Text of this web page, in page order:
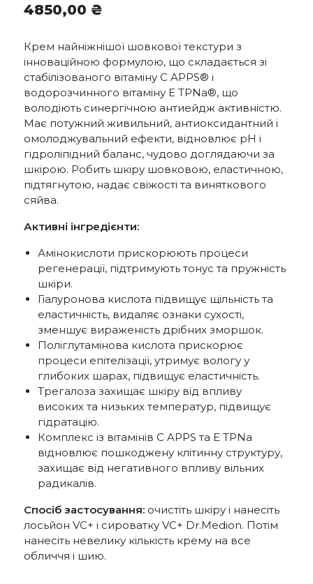
4850,00 ₴
Крем найніжнішої шовкової текстури з
інноваційною формулою, що складається зі
стабілізованого вітаміну С APPS® і
водорозчинного вітаміну Е TPNa®, що
володіють синергічною антиейдж активністю.
Має потужний живильний, антиоксидантний і
омолоджувальний ефекти, відновлює рН і
гідроліпідний баланс, чудово доглядаючи за
шкірою. Робить шкіру шовковою, еластичною,
підтягнутою, надає свіжості та виняткового
сяйва.
Активні інгредієнти:
Амінокислоти прискорюють процеси
регенерації, підтримують тонус та пружність
шкіри.
Гіалуронова кислота підвищує щільність та
еластичність, видаляє ознаки сухості,
зменшує вираженість дрібних зморшок.
Поліглутамінова кислота прискорює
процеси епітелізації, утримує вологу у
глибоких шарах, підвищує еластичність.
Трегалоза захищає шкіру від впливу
високих та низьких температур, підвищує
гідратацію.
Комплекс із вітамінів С APPS та Е TPNa
відновлює пошкоджену клітинну структуру,
захищає від негативного впливу вільних
радикалів.
Спосіб застосування: очистіть шкіру і нанесіть
лосьйон VС+ і сироватку VС+ Dr.Medion. Потім
нанесіть невелику кількість крему на все
обличчя і шию.